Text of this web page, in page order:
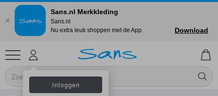
Inloggen
Sans.nl Merkkleding
Sans.nl
Nu extra leuk shoppen met de App.
Download